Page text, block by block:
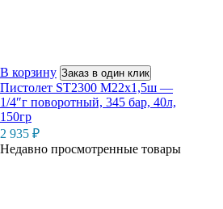
В корзину Заказ в один клик
Пистолет ST2300 М22х1,5ш —
1/4″г поворотный, 345 бар, 40л,
150гр
2 935 ₽
Недавно просмотренные товары